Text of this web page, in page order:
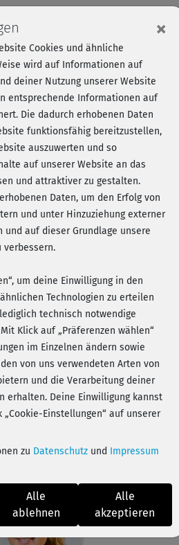
Play
Video
×
Cookies und ähnliche
wird auf Informationen auf
deiner Nutzung unserer Website
entsprechende Informationen auf
Die dadurch erhobenen Daten
funktionsfähig bereitzustellen,
auszuwerten und so
auf unserer Website an das
und attraktiver zu gestalten.
Daten, um den Erfolg von
und unter Hinzuziehung externer
und auf dieser Grundlage unsere
verbessern.
um deine Einwilligung in den
Technologien zu erteilen
technisch notwendige
Klick auf „Präferenzen wählen“
im Einzelnen ändern sowie
von uns verwendeten Arten von
und die Verarbeitung deiner
erhalten. Deine Einwilligung kannst
Einstellungen“ auf unserer
zu Datenschutz und Impressum
Alle
ablehnen
Alle
akzeptieren